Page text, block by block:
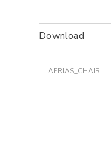
Download
AËRIAS_CHAIR